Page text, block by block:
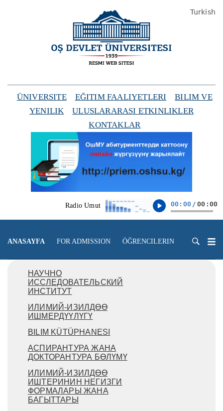
ÜNIVERSITE EĞITIM FAALIYETLERI
BILIM VE
YENILIK
ULUSLARARASI ETKINLIKLER
KONTAKLAR
Radio Umut 00:00 / 00:00
Turkish
ANASAYFA FOR ADMISSION ÖĞRENCILERIN
НАУЧНО
ИССЛЕДОВАТЕЛЬСКИЙ
ИНСТИТУТ
ИЛИМИЙ-ИЗИЛДӨӨ
ИШМЕРДҮҮЛҮГҮ
BILIM KÜTÜPHANESI
АСПИРАНТУРА ЖАНА
ДОКТОРАНТУРА БӨЛҮМҮ
ИЛИМИЙ-ИЗИЛДӨӨ
ИШТЕРИНИН НЕГИЗГИ
ФОРМАЛАРЫ ЖАНА
БАГЫТТАРЫ